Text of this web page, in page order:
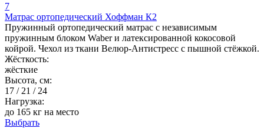
7
Матрас ортопедический Хоффман К2
Пружинный ортопедический матрас с независимым
пружинным блоком Waber и латексированной кокосовой
койрой. Чехол из ткани Велюр-Антистресс с пышной стёжкой.
Жёсткость:
жёсткие
Высота, см:
17 / 21 / 24
Нагрузка:
до 165 кг на место
Выбрать